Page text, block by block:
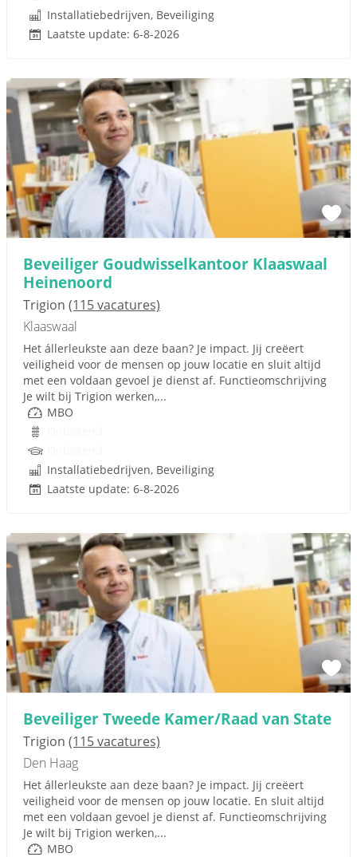
Installatiebedrijven, Beveiliging
Laatste update: 6-8-2026
Beveiliger Goudwisselkantoor Klaaswaal
Heinenoord
Trigion (115 vacatures)
Klaaswaal
Het állerleukste aan deze baan? Je impact. Jij creëert
veiligheid voor de mensen op jouw locatie en sluit altijd
met een voldaan gevoel je dienst af. Functieomschrijving
Je wilt bij Trigion werken,...
MBO
Installatiebedrijven, Beveiliging
Laatste update: 6-8-2026
Beveiliger Tweede Kamer/Raad van State
Trigion (115 vacatures)
Den Haag
Het állerleukste aan deze baan? Je impact. Jij creëert
veiligheid voor de mensen op jouw locatie. En sluit altijd
met een voldaan gevoel je dienst af. Functieomschrijving
Je wilt bij Trigion werken,...
MBO